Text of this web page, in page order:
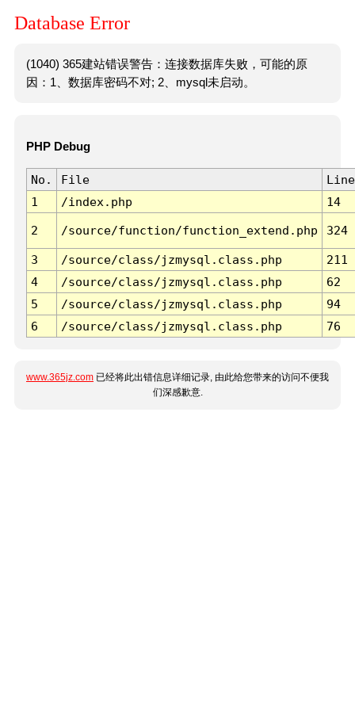
Database Error
(1040) 365建站错误警告：连接数据库失败，可能的原
因：1、数据库密码不对; 2、mysql未启动。
PHP Debug
No. File
Line
1
/index.php 14
2 /source/function/function_extend.php 324
3 /source/class/jzmysql.class.php
211
4
/source/class/jzmysql.class.php
62
5
/source/class/jzmysql.class.php
94
6
/source/class/jzmysql.class.php 76
www.365jz.com 已经将此出错信息详细记录, 由此给您带来的访问不便我
们深感歉意.